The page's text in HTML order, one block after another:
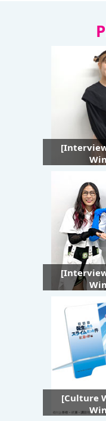
[Culture